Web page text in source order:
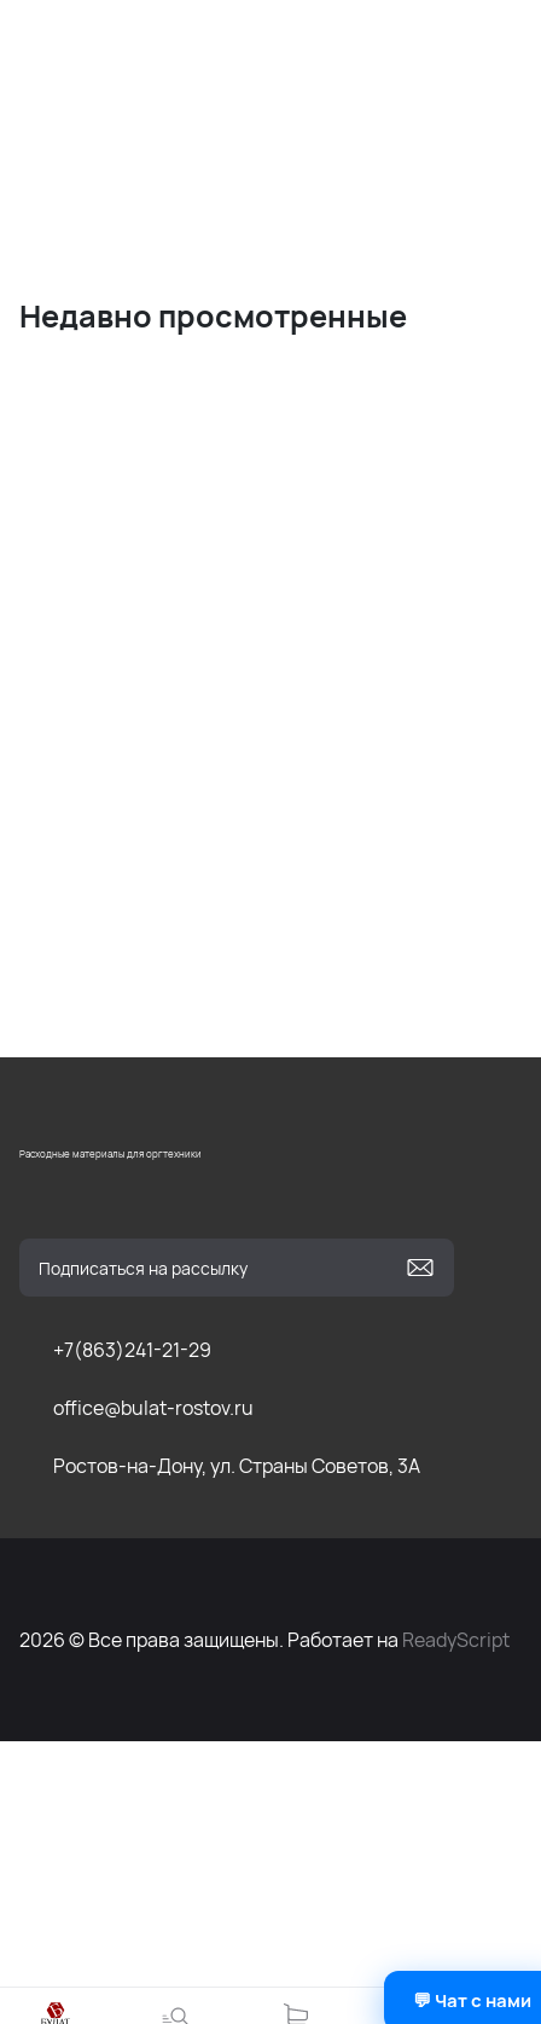
Недавно просмотренные
Расходные материалы для оргтехники
+7(863)241-21-29
office@bulat-rostov.ru
Ростов-на-Дону, ул. Страны Советов, 3А
2026 © Все права защищены. Работает на ReadyScript
💬 Чат с нами